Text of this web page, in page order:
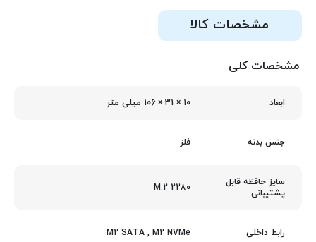
مشخصات کالا
مشخصات کلی
ابعاد 10 × 31 × 106 میلی‌ متر
جنس بدنه فلز
سایز حافظه قابل
پشتیبانی
M.2 2280
رابط داخلی M2 NVMe
,
M2 SATA